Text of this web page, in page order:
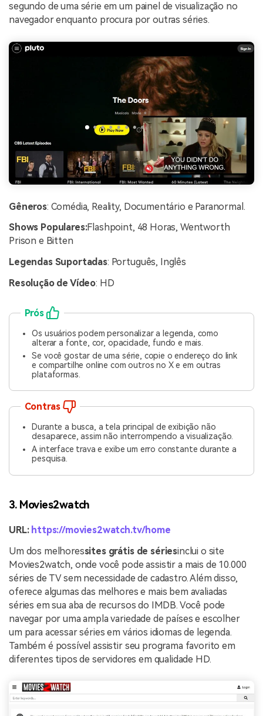
segundo de uma série em um painel de visualização no
navegador enquanto procura por outras séries.
Gêneros: Comédia, Reality, Documentário e Paranormal.
Shows Populares:Flashpoint, 48 Horas, Wentworth
Prison e Bitten
Legendas Suportadas: Português, Inglês
Resolução de Vídeo: HD
Prós
Os usuários podem personalizar a legenda, como
alterar a fonte, cor, opacidade, fundo e mais.
Se você gostar de uma série, copie o endereço do link
e compartilhe online com outros no X e em outras
plataformas.
Contras
Durante a busca, a tela principal de exibição não
desaparece, assim não interrompendo a visualização.
A interface trava e exibe um erro constante durante a
pesquisa.
3. Movies2watch
URL: https://movies2watch.tv/home
Um dos melhoressites grátis de sériesinclui o site
Movies2watch, onde você pode assistir a mais de 10.000
séries de TV sem necessidade de cadastro. Além disso,
oferece algumas das melhores e mais bem avaliadas
séries em sua aba de recursos do IMDB. Você pode
navegar por uma ampla variedade de países e escolher
um para acessar séries em vários idiomas de legenda.
Também é possível assistir seu programa favorito em
diferentes tipos de servidores em qualidade HD.